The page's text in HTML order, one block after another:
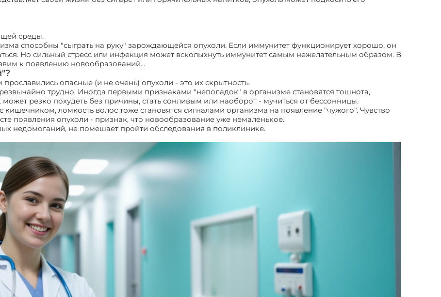
среды.
способны "сыграть на руку" зарождающейся опухоли. Если иммунитет функционирует хорошо, он
Но сильный стресс или инфекция может всколыхнуть иммунитет самым нежелательным образом. В
к появлению новообразований...
опасные (и не очень) опухоли - это их скрытность.
трудно. Иногда первыми признаками "неполадок" в организме становятся тошнота,
резко похудеть без причины, стать сонливым или наоборот - мучиться от бессонницы.
ломкость волос тоже становятся сигналами организма на появление "чужого". Чувство
появления опухоли - признак, что новообразование уже немаленькое.
недомоганий, не помешает пройти обследования в поликлинике.